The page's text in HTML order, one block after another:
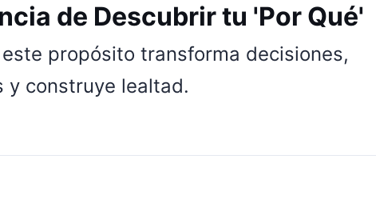
de Descubrir tu 'Por Qué'
propósito transforma decisiones,
y construye lealtad.